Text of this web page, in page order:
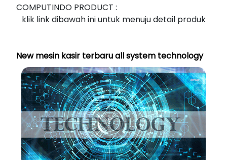
COMPUTINDO PRODUCT :
klik link dibawah ini untuk menuju detail produk
New mesin kasir terbaru all system technology